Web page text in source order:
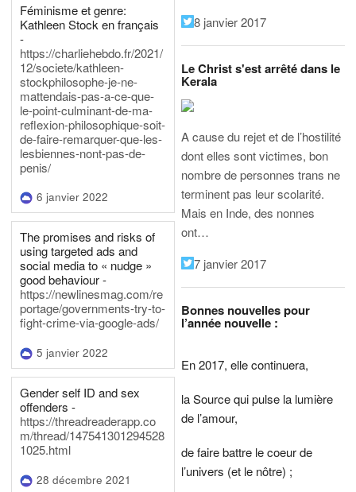
Féminisme et genre:
Kathleen Stock en français
-
https://charliehebdo.fr/2021/
12/societe/kathleen-
stockphilosophe-je-ne-
mattendais-pas-a-ce-que-
le-point-culminant-de-ma-
reflexion-philosophique-soit-
de-faire-remarquer-que-les-
lesbiennes-nont-pas-de-
penis/
6 janvier 2022
The promises and risks of
using targeted ads and
social media to « nudge »
good behaviour -
https://newlinesmag.com/re
portage/governments-try-to-
fight-crime-via-google-ads/
5 janvier 2022
Gender self ID and sex
offenders -
https://threadreaderapp.co
m/thread/147541301294528
1025.html
28 décembre 2021
8 janvier 2017
Le Christ s'est arrêté dans le
Kerala
A cause du rejet et de l’hostilité
dont elles sont victimes, bon
nombre de personnes trans ne
terminent pas leur scolarité.
Mais en Inde, des nonnes
ont…
7 janvier 2017
Bonnes nouvelles pour
l’année nouvelle :
En 2017, elle continuera,
la Source qui pulse la lumière
de l’amour,
de faire battre le coeur de
l’univers (et le nôtre) ;